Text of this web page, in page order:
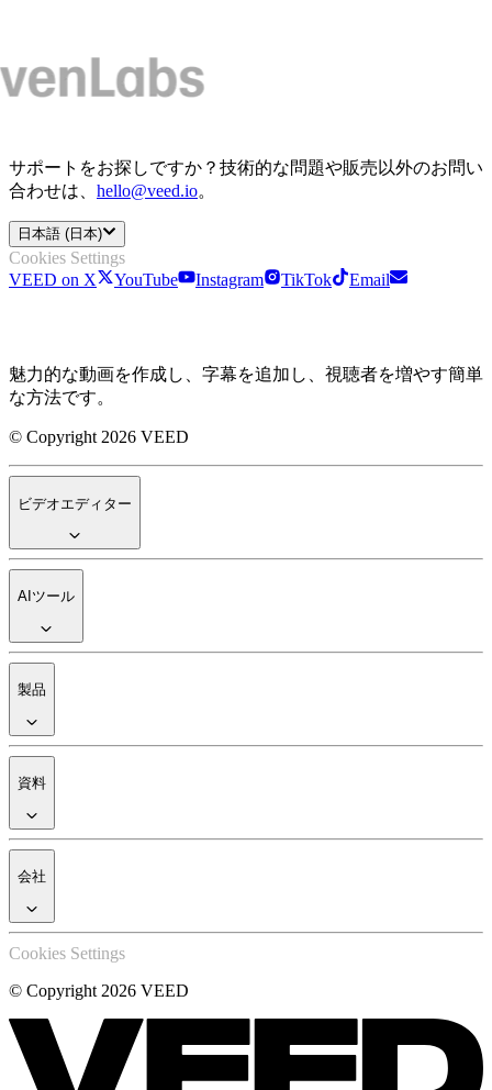
サポートをお探しですか？技術的な問題や販売以外のお問い
合わせは、 hello@veed.io。
日本語 (日本)
Cookies Settings
VEED on X
YouTube Instagram TikTok Email
魅力的な動画を作成し、字幕を追加し、視聴者を増やす簡単
な方法です。
© Copyright 2026 VEED
ビデオエディター
AIツール
製品
資料
会社
Cookies Settings
© Copyright 2026 VEED